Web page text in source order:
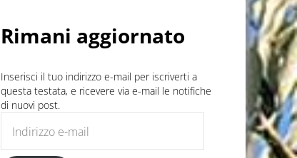
Rimani aggiornato
Inserisci il tuo indirizzo e-mail per iscriverti a
questa testata, e ricevere via e-mail le notifiche
di nuovi post.